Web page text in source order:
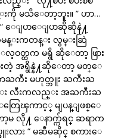
းကို မသိေတာ့ဘူး။ ” ဟာ…
ေျပာေျပာဆိုဆိုနဲ႔
န္းကတန္း လွမ္းဆြဲ
ဝတ္ထက မရွိ ဆိုေတာ့ ဖြား
းတဲ့ အရွိန္နဲ႔ဆိုေတာ့ မတ္ေ
ာႀကီး မဟုတ္ဘူး ႀကီးႀ
း လီးကလည္း အႀကီးႀ
တြေၾကာင့္ မျပန္ျဖစ္ေ
ာ့မ လို႔ ေနာက္က်ရင္ ဆရာက
လား “ မဆီမဆိုင္ စကားေ